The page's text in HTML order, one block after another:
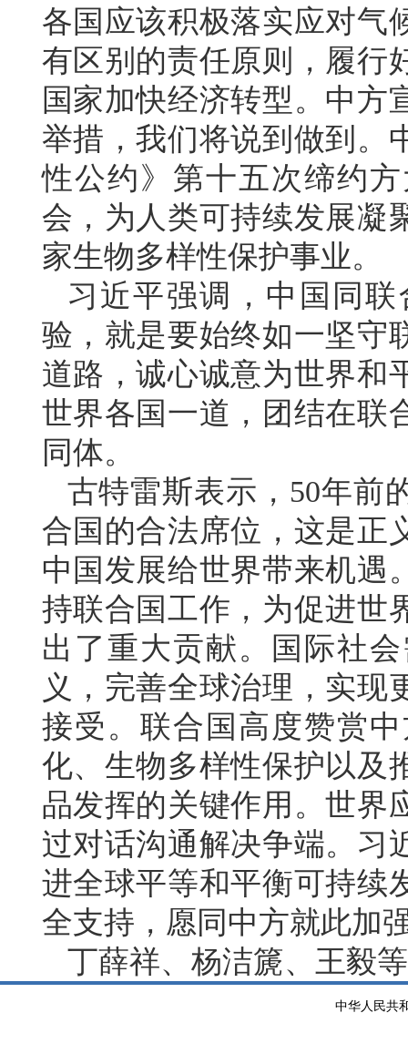
各国应该积极落实应对气
有区别的责任原则，履行
国家加快经济转型。中方
举措，我们将说到做到。
性公约》第十五次缔约
会，为人类可持续发展凝
家生物多样性保护事业。
习近平强调，中国同
验，就是要始终如一坚守
道路，诚心诚意为世界和
世界各国一道，团结在联
同体。
古特雷斯表示，50年前
合国的合法席位，这是正
中国发展给世界带来机遇
持联合国工作，为促进世
出了重大贡献。国际社
义，完善全球治理，实现
接受。联合国高度赞赏
化、生物多样性保护以及
品发挥的关键作用。世界
过对话沟通解决争端。习
进全球平等和平衡可持续
全支持，愿同中方就此加
丁薛祥、杨洁篪、王毅
中华人民共